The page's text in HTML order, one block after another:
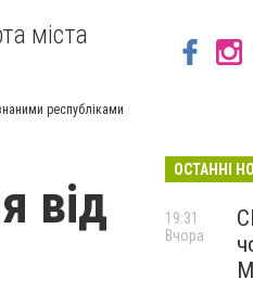
міста
республіками
від
ОСТАННІ
19:31
Вчора